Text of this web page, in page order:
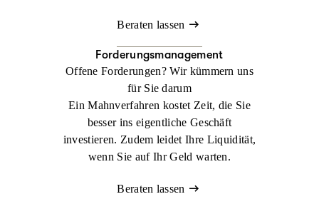
Beraten lassen
Forderungsmanagement
Offene Forderungen? Wir kümmern uns
für Sie darum
Ein Mahnverfahren kostet Zeit, die Sie
besser ins eigentliche Geschäft
investieren. Zudem leidet Ihre Liquidität,
wenn Sie auf Ihr Geld warten.
Beraten lassen